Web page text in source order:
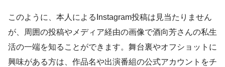
このように、本人によるInstagram投稿は見当たりません
が、周囲の投稿やメディア経由の画像で酒向芳さんの私生
活の一端を知ることができます。舞台裏やオフショットに
興味がある方は、作品名や出演番組の公式アカウントをチ